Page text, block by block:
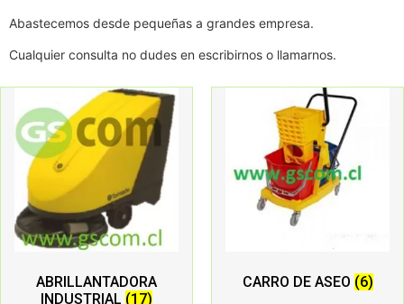
Abastecemos desde pequeñas a grandes empresa.
Cualquier consulta no dudes en escribirnos o llamarnos.
ABRILLANTADORA
INDUSTRIAL (17)
CARRO DE ASEO (6)